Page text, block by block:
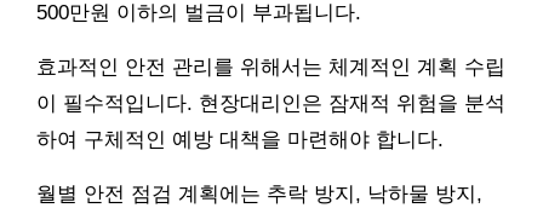
500만원 이하의 벌금이 부과됩니다.
효과적인 안전 관리를 위해서는 체계적인 계획 수립
이 필수적입니다. 현장대리인은 잠재적 위험을 분석
하여 구체적인 예방 대책을 마련해야 합니다.
월별 안전 점검 계획에는 추락 방지, 낙하물 방지,